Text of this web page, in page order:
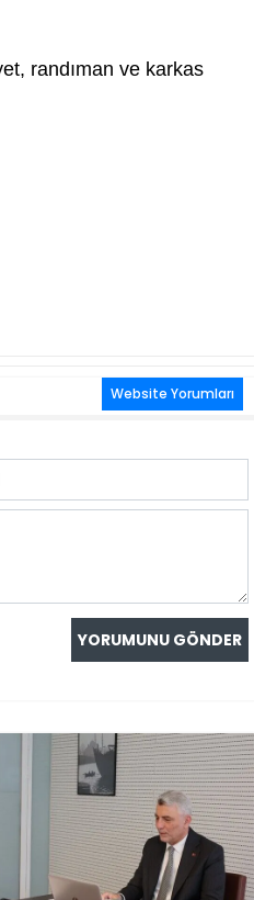
randıman ve karkas
Website Yorumları